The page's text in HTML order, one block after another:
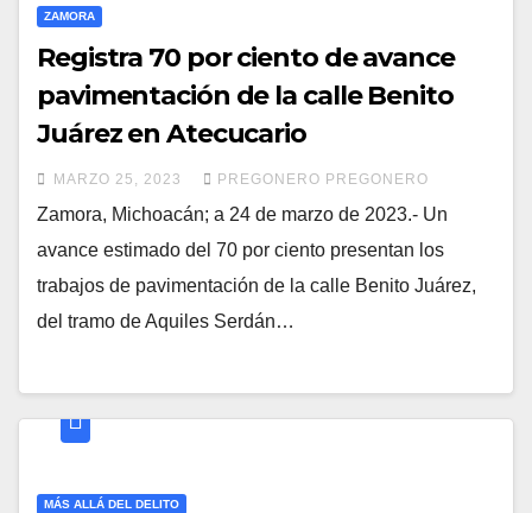
ZAMORA
Registra 70 por ciento de avance
pavimentación de la calle Benito
Juárez en Atecucario
MARZO 25, 2023 PREGONERO PREGONERO
Zamora, Michoacán; a 24 de marzo de 2023.- Un
avance estimado del 70 por ciento presentan los
trabajos de pavimentación de la calle Benito Juárez,
del tramo de Aquiles Serdán…
MÁS ALLÁ DEL DELITO